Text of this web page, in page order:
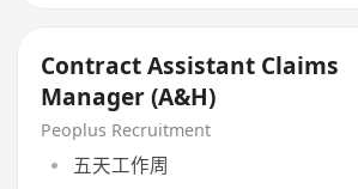
Contract Assistant Claims
Manager (A&H)
Peoplus Recruitment
五天工作周